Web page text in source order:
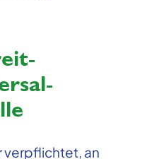
verpflichtet, an